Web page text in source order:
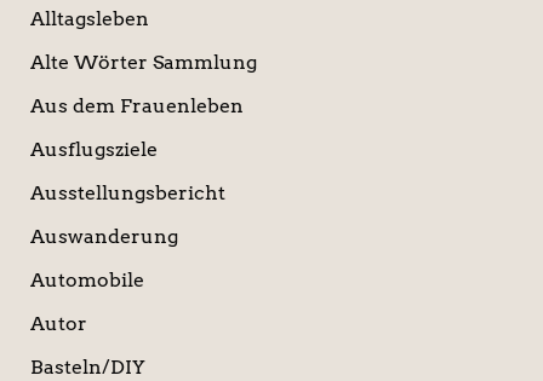
Alltagsleben
Alte Wörter Sammlung
Aus dem Frauenleben
Ausflugsziele
Ausstellungsbericht
Auswanderung
Automobile
Autor
Basteln/DIY